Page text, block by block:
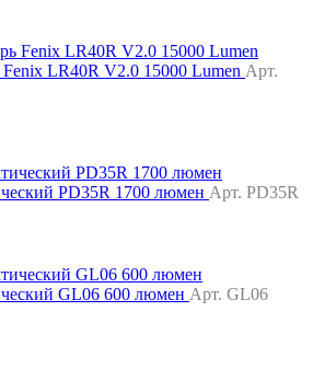
LR40R V2.0 15000 Lumen Арт.
PD35R 1700 люмен Арт. PD35R
GL06 600 люмен Арт. GL06